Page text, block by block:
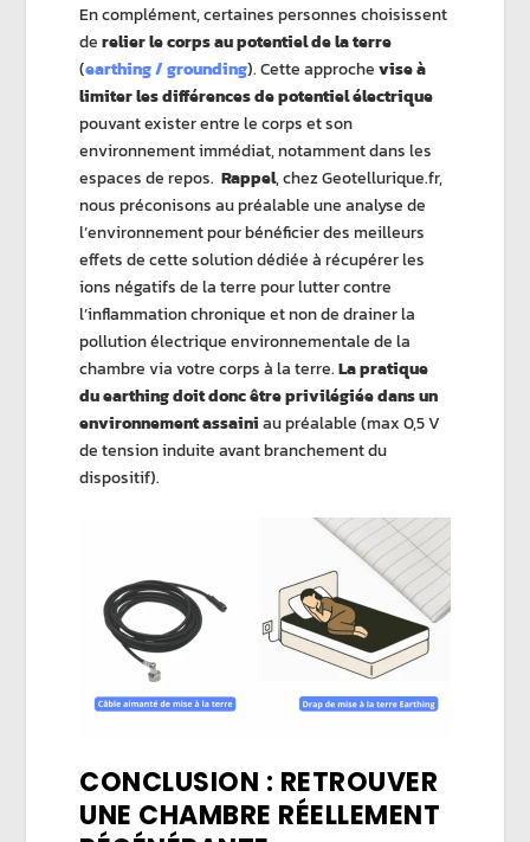
En complément, certaines personnes choisissent
derelier le corps au potentiel de la terre
(earthing / grounding). Cette approchevise à
limiter les différences de potentiel électrique
pouvant exister entre le corps et son
environnement immédiat, notamment dans les
espaces de repos.Rappel, chez Geotellurique.fr,
nous préconisons au préalable une analyse de
l’environnement pour bénéficier des meilleurs
effets de cette solution dédiée à récupérer les
ions négatifs de la terre pour lutter contre
l’inflammation chronique et non de drainer la
pollution électrique environnementale de la
chambre via votre corps à la terre.La pratique
du earthing doit donc être privilégiée dans un
environnement assainiau préalable (max 0,5 V
de tension induite avant branchement du
dispositif).
CONCLUSION : RETROUVER
UNE CHAMBRE RÉELLEMENT